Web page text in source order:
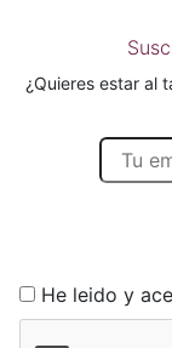
¿Quieres estar al